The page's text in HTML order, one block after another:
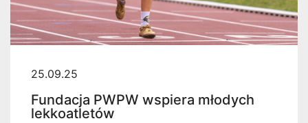
25.09.25
Fundacja PWPW wspiera młodych
lekkoatletów